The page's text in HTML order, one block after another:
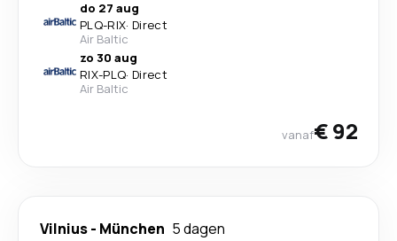
do 27 aug
PLQ-RIX· Direct
Air Baltic
zo 30 aug
RIX-PLQ· Direct
Air Baltic
vanaf€ 92
Vilnius- München 5 dagen